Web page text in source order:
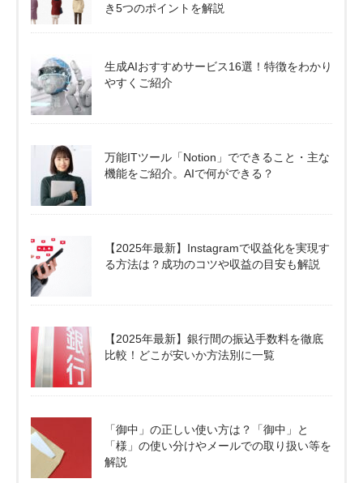
き5つのポイントを解説
生成AIおすすめサービス16選！特徴をわかり
やすくご紹介
万能ITツール「Notion」でできること・主な
機能をご紹介。AIで何ができる？
【2025年最新】Instagramで収益化を実現す
る方法は？成功のコツや収益の目安も解説
【2025年最新】銀行間の振込手数料を徹底
比較！どこが安いか方法別に一覧
「御中」の正しい使い方は？「御中」と
「様」の使い分けやメールでの取り扱い等を
解説